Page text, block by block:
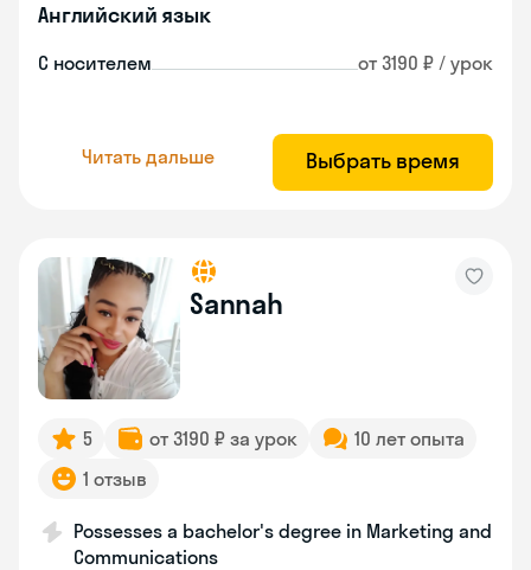
Английский язык
С носителем от 3190 ₽ / урок
Читать дальше Выбрать время
Sannah
5 от 3190 ₽ за урок
10 лет опыта
1 отзыв
Possesses a bachelor's degree in Marketing and
Communications